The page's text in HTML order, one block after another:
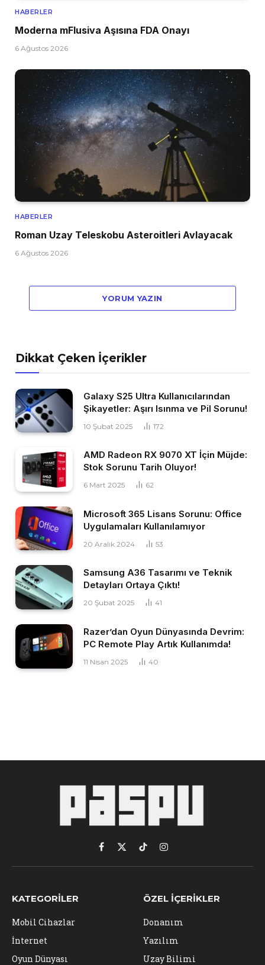
HABERLER
Moderna mFlusiva Aşısına FDA Onayı
6 Ağustos 2026
HABERLER
Roman Uzay Teleskobu Asteroitleri Avlayacak
6 Ağustos 2026
YORUM YAZIN
Dikkat Çeken İçerikler
Galaxy S25 Ultra Kullanıcılarından
Şikayetler: Aşırı Isınma ve Pil Sorunu!
10 Şubat 2025 172
AMD Radeon RX 9070 XT İçin Müjde:
Stok Sorunu Tarih Oluyor!
6 Mart 2025 62
Microsoft 365 Lisans Sorunu: Office
Uygulamaları Kullanılamıyor
20 Aralık 2024 53
Samsung A36 Tasarımı ve Teknik
Detayları Ortaya Çıktı!
20 Şubat 2025 41
Razer’dan Oyun Dünyasında Devrim:
PC Remote Play Artık Kullanımda!
11 Nisan 2025 40
Facebook
X
(Twitter)
TikTokInstagram
KATEGORILER
Mobil Cihazlar
İnternet
Oyun Dünyası
ÖZEL İÇERIKLER
Donanım
Yazılım
Uzay Bilimi